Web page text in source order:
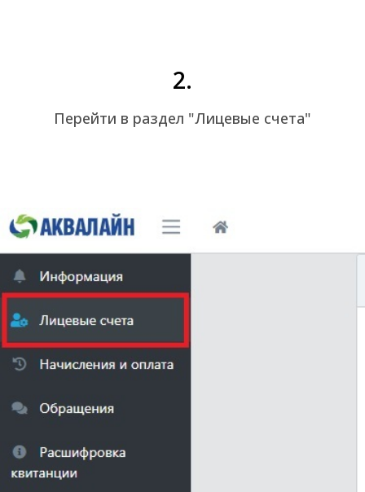
2.
Перейти в раздел "Лицевые счета"